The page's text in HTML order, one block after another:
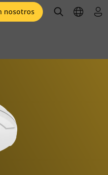
nosotros openopen